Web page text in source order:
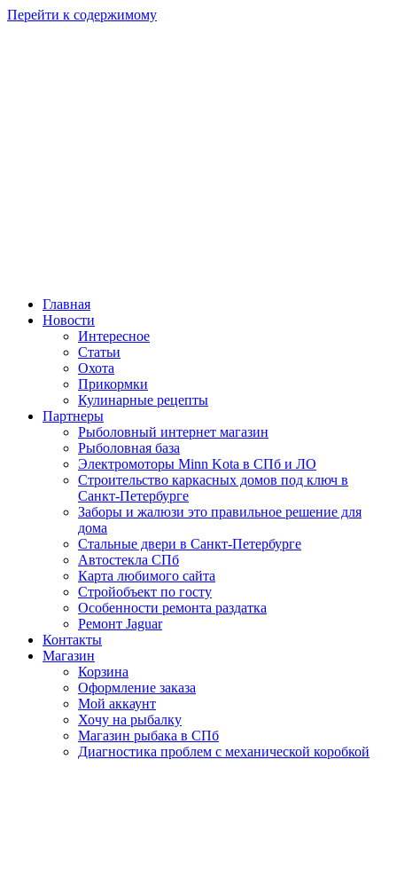
Перейти к содержимому
Главная
Новости
Интересное
Статьи
Охота
Прикормки
Кулинарные рецепты
Партнеры
Рыболовный интернет магазин
Рыболовная база
Электромоторы Minn Kota в СПб и ЛО
Строительство каркасных домов под ключ в
Санкт-Петербурге
Заборы и жалюзи это правильное решение для
дома
Стальные двери в Санкт-Петербурге
Автостекла СПб
Карта любимого сайта
Стройобъект по госту
Особенности ремонта раздатка
Ремонт Jaguar
Контакты
Магазин
Корзина
Оформление заказа
Мой аккаунт
Хочу на рыбалку
Магазин рыбака в СПб
Диагностика проблем с механической коробкой